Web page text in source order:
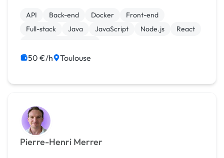
des applications bien conçus, produire du code
propre à l'épreuve ...
API Back-end Docker
Front-end
Full-stack
Java JavaScript Node.js
React
50 €/h Toulouse
Pierre-Henri Merrer